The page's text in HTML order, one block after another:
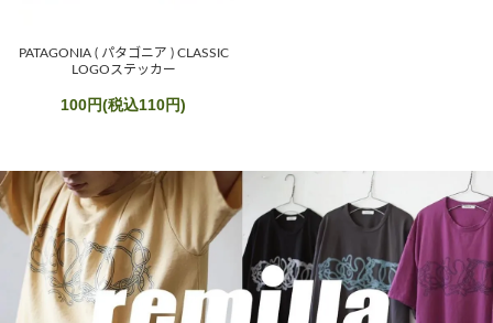
PATAGONIA ( パタゴニア ) CLASSIC
LOGOステッカー
100円(税込110円)